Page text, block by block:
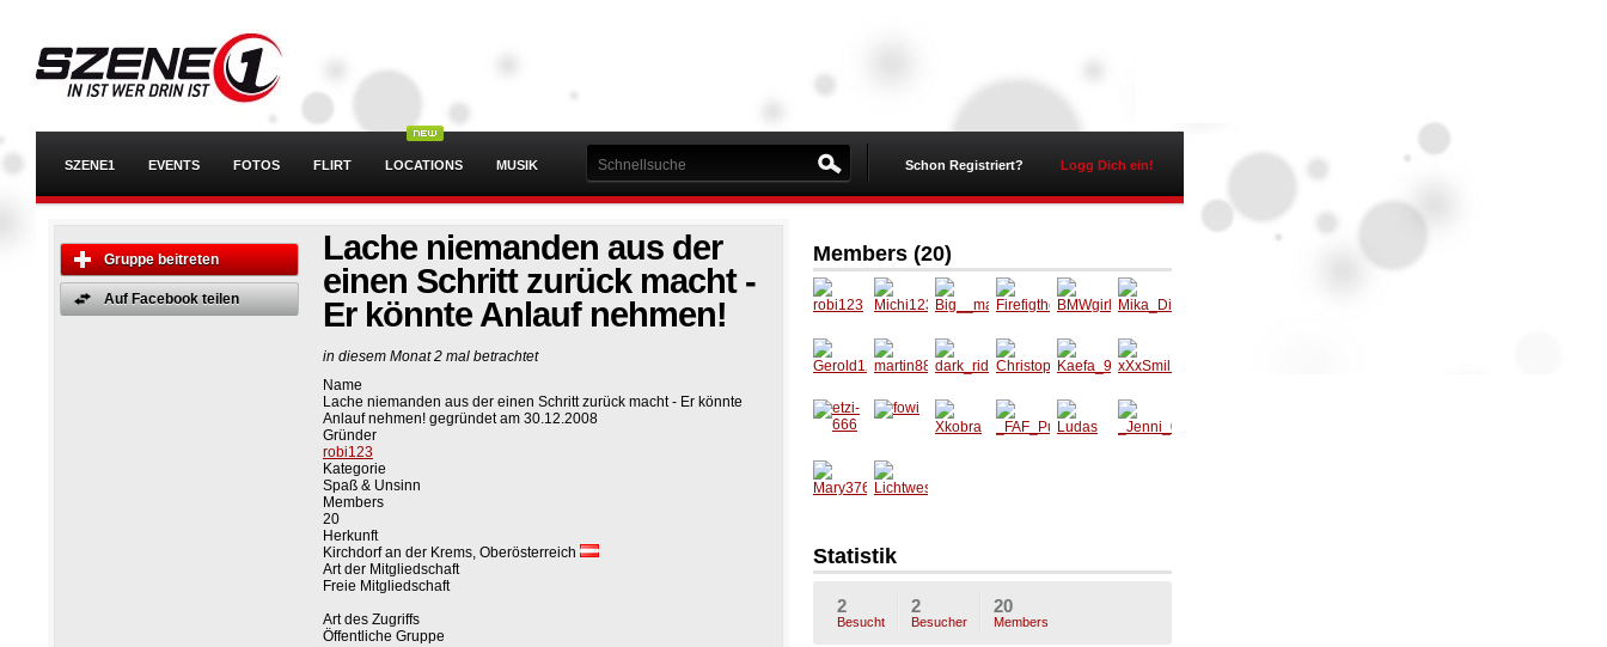
SZENE1 EVENTS FOTOS FLIRT LOCATIONS MUSIK Schon Registriert? Logg Dich ein!
Gruppe beitreten
Auf Facebook teilen
Lache niemanden aus der
einen Schritt zurück macht -
Er könnte Anlauf nehmen!
in diesem Monat 2 mal betrachtet
Name
Lache niemanden aus der einen Schritt zurück macht - Er könnte
Anlauf nehmen! gegründet am 30.12.2008
Gründer
robi123
Kategorie
Spaß & Unsinn
Members
20
Herkunft
Kirchdorf an der Krems, Oberösterreich
Art der Mitgliedschaft
Freie Mitgliedschaft
Art des Zugriffs
Öffentliche Gruppe
Members (20)
robi123
Michi12
344
Big__m
ama
Firefigt
her122
BMWgir
l15
Mika_D
isaster
Gerold1
23
martin8
88
dark_ri
der91_
Christo
ph_16
Kaefa_
93
xXxSmi
lExXx
etzi-666 fowi
4
Statistik
2
Besucht
2
Besucher
20
Members